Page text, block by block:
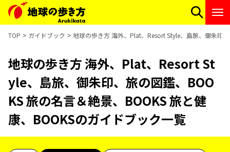
TOP ガイドブック 地球の歩き方 海外、Plat、Resort Style、島旅、御朱印
地球の歩き方 海外、Plat、Resort St
yle、島旅、御朱印、旅の図鑑、BOO
KS 旅の名言＆絶景、BOOKS 旅と健
康、BOOKSのガイドブック一覧